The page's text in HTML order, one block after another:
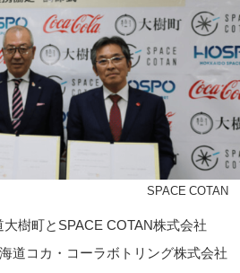
© SPACE COTAN
樹町とSPACE COTAN株式会社
道コカ・コーラボトリング株式会社